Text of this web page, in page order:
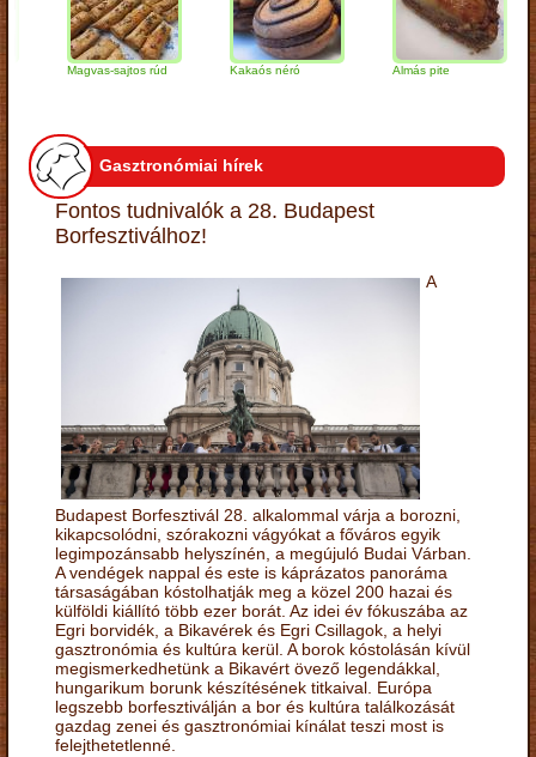
Magvas-sajtos rúd Kakaós néró Almás pite
Gasztronómiai hírek
Fontos tudnivalók a 28. Budapest
Borfesztiválhoz!
A
Budapest Borfesztivál 28. alkalommal várja a borozni,
kikapcsolódni, szórakozni vágyókat a főváros egyik
legimpozánsabb helyszínén, a megújuló Budai Várban.
A vendégek nappal és este is káprázatos panoráma
társaságában kóstolhatják meg a közel 200 hazai és
külföldi kiállító több ezer borát. Az idei év fókuszába az
Egri borvidék, a Bikavérek és Egri Csillagok, a helyi
gasztronómia és kultúra kerül. A borok kóstolásán kívül
megismerkedhetünk a Bikavért övező legendákkal,
hungarikum borunk készítésének titkaival. Európa
legszebb borfesztiválján a bor és kultúra találkozását
gazdag zenei és gasztronómiai kínálat teszi most is
felejthetetlenné.